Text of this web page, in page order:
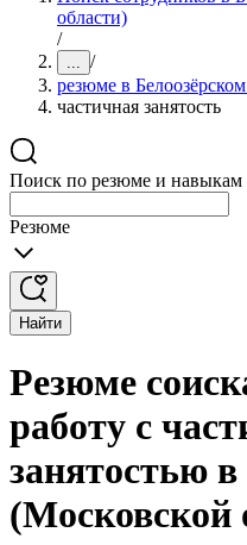
области)
/
... /
резюме в
частичная занятость
Поиск по резюме и навыкам
Резюме
Найти
Резюме
работу с
занятостью
(Московской